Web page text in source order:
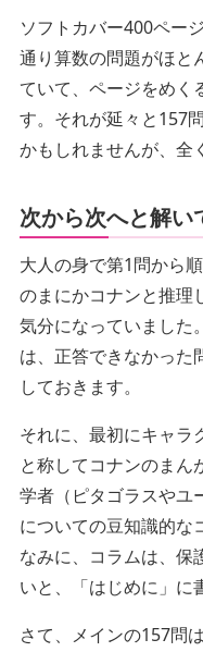
ソフトカバー400ペー
通り算数の問題がほと
ていて、ページをめく
す。それが延々と157
かもしれませんが、全
次から次へと解い
大人の身で第1問から
のまにかコナンと推理
気分になっていました
は、正答できなかった
しておきます。
それに、最初にキャラ
と称してコナンのまん
学者（ピタゴラスやユ
についての豆知識的な
なみに、コラムは、保
いと、「はじめに」に
さて、メインの157問